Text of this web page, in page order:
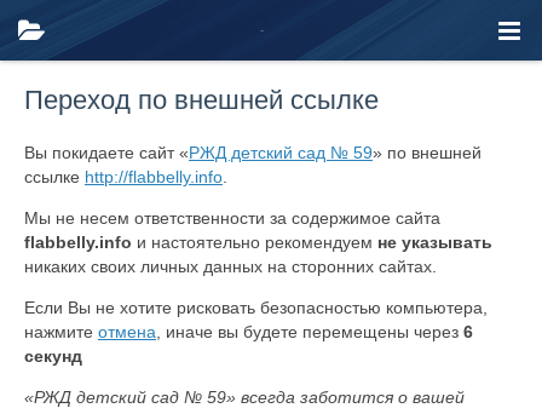
Переход по внешней ссылке
Вы покидаете сайт «РЖД детский сад № 59» по внешней
ссылке http://flabbelly.info
Мы не несем ответственности за содержимое сайта
flabbelly.info и настоятельно рекомендуем не указывать
никаких своих личных данных на сторонних сайтах.
Если Вы не хотите рисковать безопасностью компьютера,
нажмите отмена , иначе вы будете перемещены через 6
секунд
«РЖД детский сад № 59» всегда заботится о вашей